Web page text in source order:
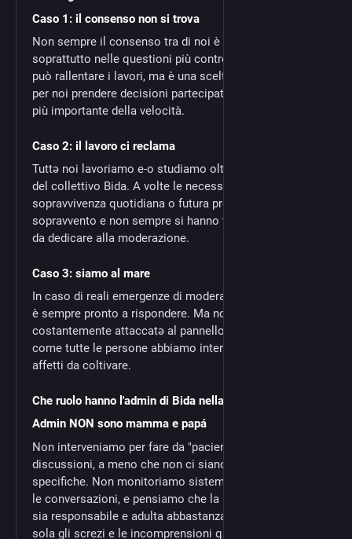
Caso 1: il consenso non si trova
Non sempre il consenso tra di noi è immediato,
soprattutto nelle questioni più controverse. Questo
può rallentare i lavori, ma è una scelta consapevole:
per noi prendere decisioni partecipate e condivise è
più importante della velocità.
Caso 2: il lavoro ci reclama
Tuttə noi lavoriamo e-o studiamo oltre a essere parte
del collettivo Bida. A volte le necessità di
sopravvivenza quotidiana o futura prendono il
sopravvento e non sempre si hanno tempo ed energie
da dedicare alla moderazione.
Caso 3: siamo al mare
In caso di reali emergenze di moderazione il collettivo
è sempre pronto a rispondere. Ma non viviamo
costantemente attaccatə al pannello moderazione:
come tutte le persone abbiamo interessi, hobby e
affetti da coltivare.
Che ruolo hanno l'admin di Bida nella moderazione?
Admin NON sono mamma e papá
Non interveniamo per fare da "pacierə" nelle
discussioni, a meno che non ci siano segnalazioni
specifiche. Non monitoriamo sistematicamente tutte
le conversazioni, e pensiamo che la nostra comunità
sia responsabile e adulta abbastanza da gestire da
sola gli screzi e le incomprensioni quotidiane.